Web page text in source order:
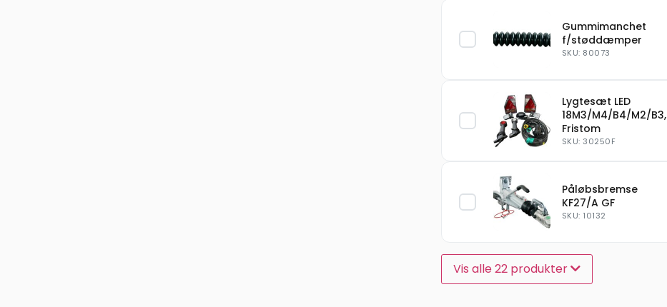
Gummimanchet
f/støddæmper
SKU: 80073
Lygtesæt LED
18M3/M4/B4/M2/B3,
Fristom
SKU: 30250F
Påløbsbremse
KF27/A GF
SKU: 10132
Vis alle 22 produkter